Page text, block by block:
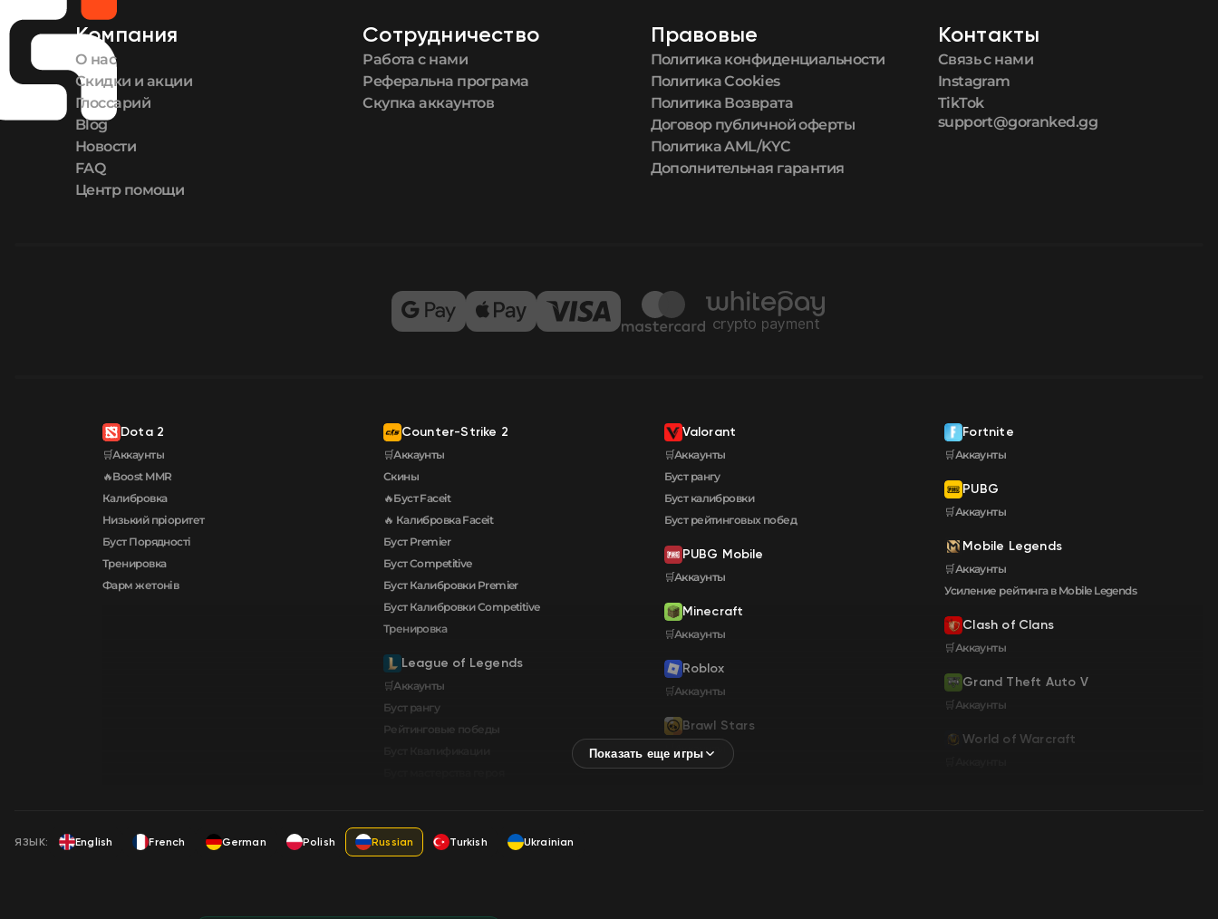
FN
FN
Компания
О нас
Скидки и акции
Глоссарий
Blog
Новости
FAQ
Центр помощи
Сотрудничество
Работа с нами
Реферальна програма
Скупка аккаунтов
Правовые
Политика конфиденциальности
Политика Cookies
Политика Возврата
Договор публичной оферты
Политика AML/KYC
Дополнительная гарантия
Контакты
Связь с нами
Instagram
TikTok
support@goranked.gg
Dota 2
🛒Аккаунты
🔥Boost MMR
Калибровка
Низький пріоритет
Буст Порядності
Тренировка
Фарм жетонів
Counter-Strike 2
🛒Аккаунты
Скины
🔥Буст Faceit
🔥 Калибровка Faceit
Буст Premier
Буст Competitive
Буст Калибровки Premier
Буст Калибровки Сompetitive
Тренировка
League of Legends
🛒Аккаунты
Буст рангу
Рейтинговые победы
Valorant
🛒Аккаунты
Буст рангу
Буст калибровки
Буст рейтинговых побед
PUBG Mobile
🛒Аккаунты
Minecraft
🛒Аккаунты
Roblox
🛒Аккаунты
Brawl Stars
Fortnite
🛒Аккаунты
PUBG
🛒Аккаунты
Mobile Legends
🛒Аккаунты
Усиление рейтинга в Mobile Legends
Clash of Clans
🛒Аккаунты
Grand Theft Auto V
🛒Аккаунты
World of Warcraft
ЯЗЫК: English French German Polish Russian Turkish Ukrainian